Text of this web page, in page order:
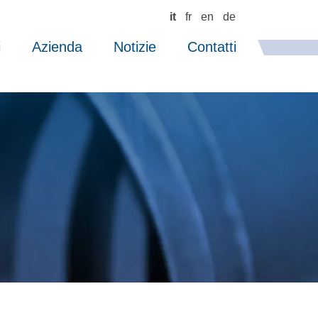
it fr en de
Azienda Notizie Contatti